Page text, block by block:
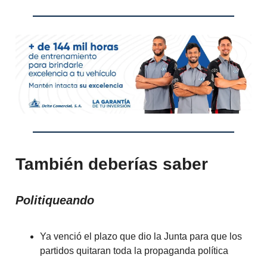
También deberías saber
Politiqueando
Ya venció el plazo que dio la Junta para que los
partidos quitaran toda la propaganda política